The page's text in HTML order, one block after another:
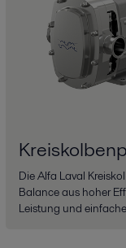
Die AIfa Laval
Balance aus hoher
Leistung und